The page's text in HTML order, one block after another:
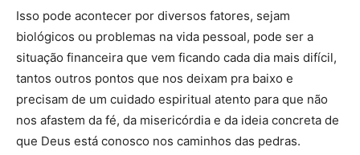
Isso pode acontecer por diversos fatores, sejam
biológicos ou problemas na vida pessoal, pode ser a
situação financeira que vem ficando cada dia mais difícil,
tantos outros pontos que nos deixam pra baixo e
precisam de um cuidado espiritual atento para que não
nos afastem da fé, da misericórdia e da ideia concreta de
que Deus está conosco nos caminhos das pedras.